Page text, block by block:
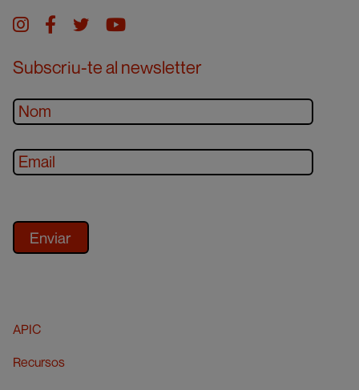
Instagram
facebook
twitteryoutube
Subscriu-te al newsletter
APIC
Recursos